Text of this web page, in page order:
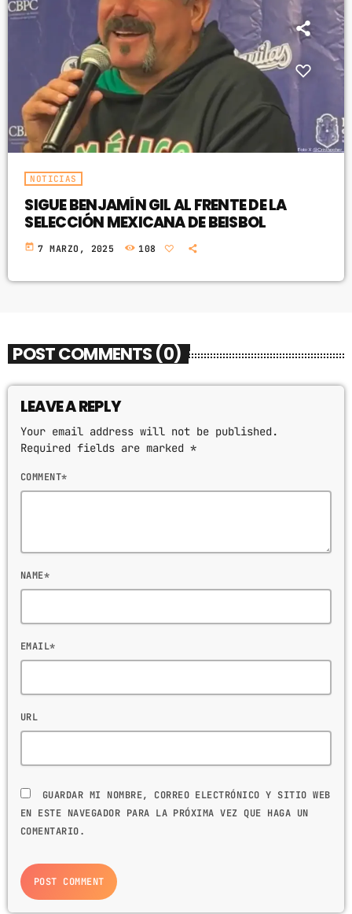
NOTICIAS
SIGUE BENJAMÍN GIL AL FRENTE DE LA
SELECCIÓN MEXICANA DE BEISBOL
today 7 MARZO, 2025 108
POST COMMENTS (0)
LEAVE A REPLY
Your email address will not be published.
Required fields are marked *
COMMENT*
NAME*
EMAIL*
URL
GUARDAR MI NOMBRE, CORREO ELECTRÓNICO Y SITIO WEB
EN ESTE NAVEGADOR PARA LA PRÓXIMA VEZ QUE HAGA UN
COMENTARIO.